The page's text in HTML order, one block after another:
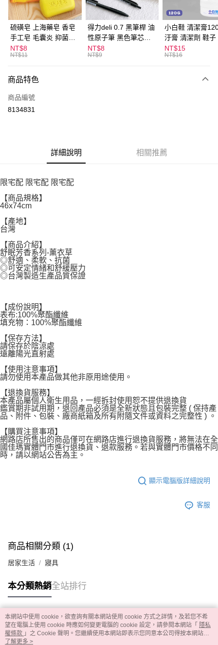
悠遊付
ATM付款
運送方式
每筆NT$120，滿NT$1,999(含以上)免運費
硫磺皂 上海藥皂 香皂
手工皂 毛囊炎 抑菌除
蟎 清潔護膚 去油去痘
寵物皮膚病 狗狗貓咪
NT$8
NT$11
得力deli 0.7 黑筆桿 油
性原子筆 黑色筆芯
S304
NT$8
NT$9
小白鞋 清潔膏
汙膏 清潔劑 鞋子
漬 白皮鞋 鞋油
NT$15
NT$16
商品特色
商品編號
8134831
詳細說明 相關推薦
限宅配 限宅配 限宅配
【商品規格】
46x74cm
【產地】
台灣
【商品介紹】
舒眠芳香系列-薰衣草
◎舒適、柔軟、抗菌
◎可安定情緒和舒緩壓力
◎台灣製造生產品質保證
【成份說明】
表布:100%聚酯纖維
填充物：100%聚酯纖維
【保存方法】
請保存於陰涼處
遠離陽光直射處
【使用注意事項】
請勿使用本產品做其他非原用途使用。
【退換貨服務】
本產品屬個人衛生用品，一經拆封使用恕不提供退換貨
鑑賞期非試用期，退回產品必須是全新狀態且包裝完整 ( 保持產
品、附件、包裝、廠商紙箱及所有附隨文件或資料之完整性 ) 。
【購買注意事項】
網路店所售出的商品僅可在網路店進行退換貨服務，將無法在全
國佳瑪實體門市進行退換貨、退款服務。若與實體門市價格不同
時，請以網站公告為主。
顯示電腦版詳細說明
客服
商品相關分類 (1)
居家生活 寢具
本分類熱銷全站排行
熱門標籤
本網站中使用 cookie，欲查詢有關本網站使用 cookie 方式之詳情，及若您不希
望在電腦上使用 cookie 時應如何變更電腦的 cookie 設定，請參閱本網站「 隱私
權條款 」之 Cookie 聲明。您繼續使用本網站即表示您同意本公司得按本網站使
用條款之 Cookie 聲明使用 cookie。
了解更多 >